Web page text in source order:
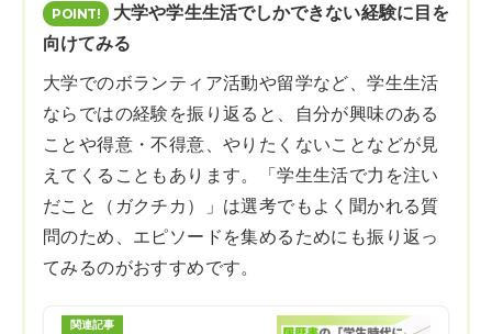
大学や学生生活でしかできない経験に目を
向けてみる
大学でのボランティア活動や留学など、学生生活
ならではの経験を振り返ると、自分が興味のある
ことや得意・不得意、やりたくないことなどが見
えてくることもあります。「学生生活で力を注い
だこと（ガクチカ）」は選考でもよく聞かれる質
問のため、エピソードを集めるためにも振り返っ
てみるのがおすすめです。
関連記事